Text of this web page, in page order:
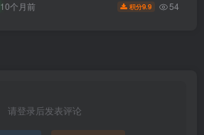
10个月前 积分9.9 54
请登录后发表评论